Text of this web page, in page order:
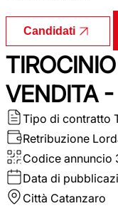
Candidati
VENDITA
Tipo di contratto
Retribuzione
Codice annuncio
Data di
Città Catanzaro